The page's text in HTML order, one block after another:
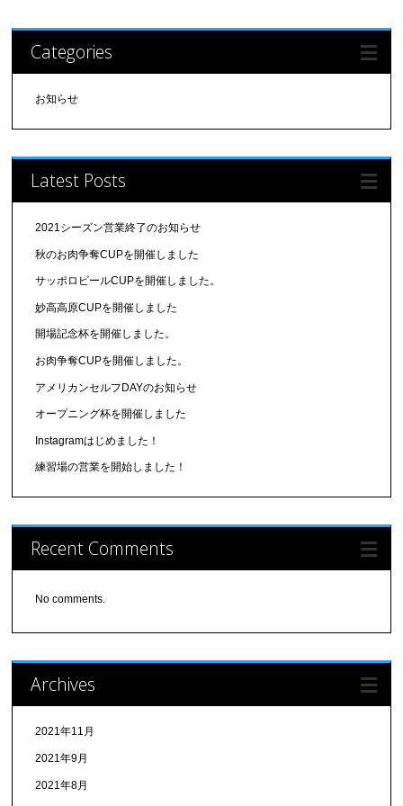
Categories
お知らせ
Latest Posts
2021シーズン営業終了のお知らせ
秋のお肉争奪CUPを開催しました
サッポロビールCUPを開催しました。
妙高高原CUPを開催しました
開場記念杯を開催しました。
お肉争奪CUPを開催しました。
アメリカンセルフDAYのお知らせ
オープニング杯を開催しました
Instagramはじめました！
練習場の営業を開始しました！
Recent Comments
No comments.
Archives
2021年11月
2021年9月
2021年8月